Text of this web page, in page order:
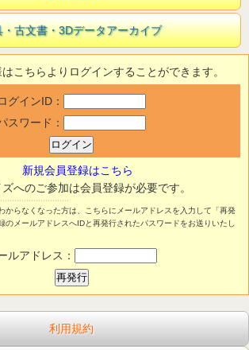
・古文書・3Dデータアーカイブ
こちらよりログインすることができます。
グインID：
スワード：
新規会員登録はこちら
へのご参加は会員登録が必要です。
からなくなった方は、こちらにメールアドレスを入力して「再発
のメールアドレスへIDと再発行されたパスワードをお送りいたし
ルアドレス：
利用規約